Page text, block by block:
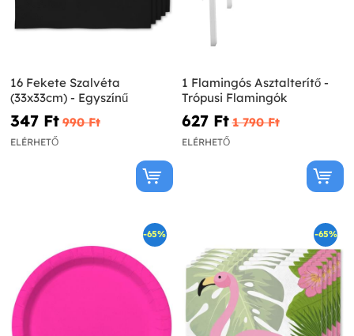
16 Fekete Szalvéta
(33x33cm) - Egyszínű
347 Ft‎ 990 Ft‎
ELÉRHETŐ
1 Flamingós Asztalterítő -
Trópusi Flamingók
627 Ft‎ 1 790 Ft‎
ELÉRHETŐ
-65% -65%